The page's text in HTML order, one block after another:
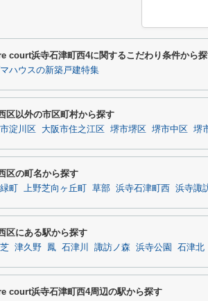
court浜寺石津町西4に関するこだわり条件から
ハウスの新築戸建特集
区以外の市区町村から探す
淀川区 大阪市住之江区 堺市堺区 堺市中区 堺
区の町名から探す
町 上野芝向ヶ丘町 草部 浜寺石津町西 浜寺諏
区にある駅から探す
津久野 鳳 石津川 諏訪ノ森 浜寺公園 石津北
court浜寺石津町西4周辺の駅から探す